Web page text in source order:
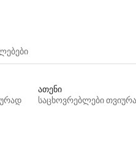
ათენი
საცხოვრებლები